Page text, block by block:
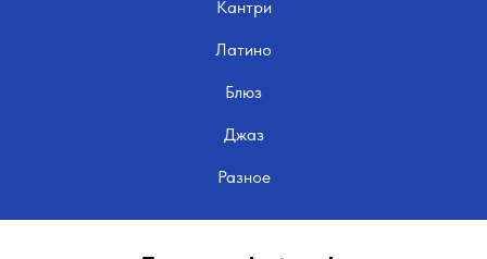
Кантри
Латино
Блюз
Джаз
Разное